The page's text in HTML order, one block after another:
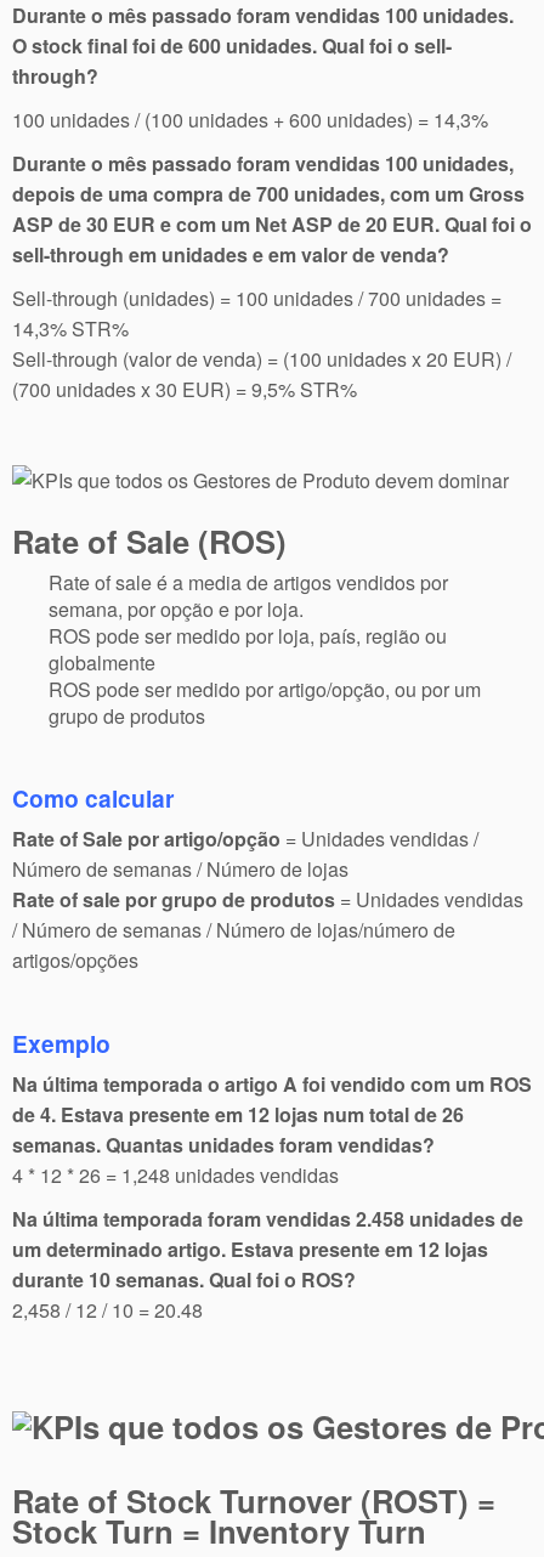
Durante o mês passado foram vendidas 100 unidades.
O stock final foi de 600 unidades. Qual foi o sell-
through?
100 unidades / (100 unidades + 600 unidades) = 14,3%
Durante o mês passado foram vendidas 100 unidades,
depois de uma compra de 700 unidades, com um Gross
ASP de 30 EUR e com um Net ASP de 20 EUR. Qual foi o
sell-through em unidades e em valor de venda?
Sell-through (unidades) = 100 unidades / 700 unidades =
14,3% STR%
Sell-through (valor de venda) = (100 unidades x 20 EUR) /
(700 unidades x 30 EUR) = 9,5% STR%
Rate of Sale (ROS)
Rate of sale é a media de artigos vendidos por
semana, por opção e por loja.
ROS pode ser medido por loja, país, região ou
globalmente
ROS pode ser medido por artigo/opção, ou por um
grupo de produtos
Como calcular
Rate of Sale por artigo/opção = Unidades vendidas /
Número de semanas / Número de lojas
Rate of sale por grupo de produtos = Unidades vendidas
/ Número de semanas / Número de lojas/número de
artigos/opções
Exemplo
Na última temporada o artigo A foi vendido com um ROS
de 4. Estava presente em 12 lojas num total de 26
semanas. Quantas unidades foram vendidas?
4 * 12 * 26 = 1,248 unidades vendidas
Na última temporada foram vendidas 2.458 unidades de
um determinado artigo. Estava presente em 12 lojas
durante 10 semanas. Qual foi o ROS?
2,458 / 12 / 10 = 20.48
Rate of Stock Turnover (ROST) =
Stock Turn = Inventory Turn